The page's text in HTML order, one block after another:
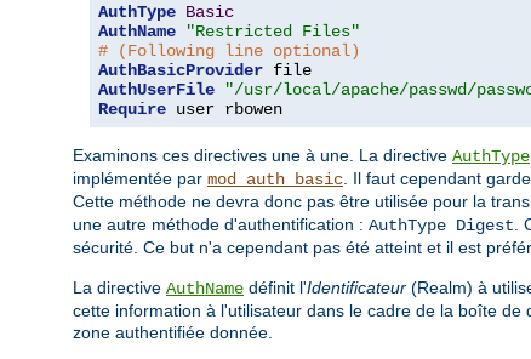
AuthType Basic
AuthName
"Restricted Files"
# (Following line optional)
AuthBasicProvider
AuthUserFile
"/usr/local/apache/passwd/
Require user rbowen
Examinons ces directives une à une. La directive AuthType
implémentée par mod_auth_basic . Il faut cependant
Cette méthode ne devra donc pas être utilisée pour la
une autre méthode d'authentification : AuthType Digest
sécurité. Ce but n'a cependant pas été atteint et il est
La directive AuthName définit l'Identificateur (Realm) à
cette information à l'utilisateur dans le cadre de la boîte
zone authentifiée donnée.